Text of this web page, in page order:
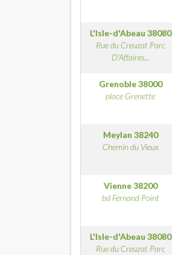
L'Isle-d'Abeau 38080
Rue du Creuzat Parc
D'Affaires...
Grenoble38000
place Grenette
Meylan 38240
Chemin du Vieux
Vienne38200
bd Fernand Point
L'Isle-d'Abeau 38080
Rue du Creuzat Parc